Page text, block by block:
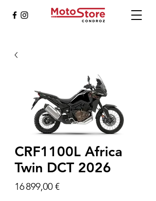
CRF1100L Africa
Twin DCT 2026
16 899,00 €Prix